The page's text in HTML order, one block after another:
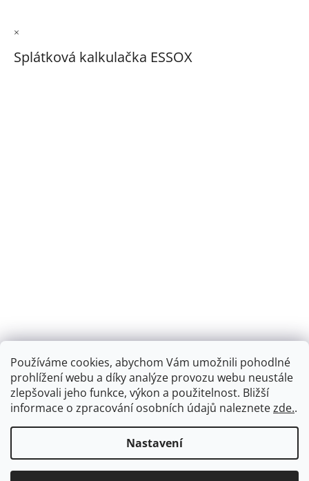
Používáme cookies, abychom Vám umožnili pohodlné
prohlížení webu a díky analýze provozu webu neustále
zlepšovali jeho funkce, výkon a použitelnost. Bližší
informace o zpracování osobních údajů naleznetezde..
Nastavení
×
Splátková kalkulačka ESSOX